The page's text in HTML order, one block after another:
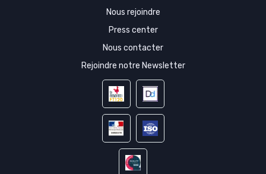
Nous rejoindre
Press center
Nous contacter
Rejoindre notre Newsletter